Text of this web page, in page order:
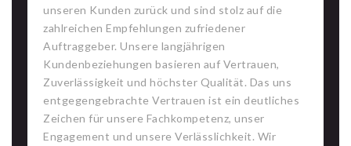
unseren Kunden zurück und sind stolz auf die
zahlreichen Empfehlungen zufriedener
Auftraggeber. Unsere langjährigen
Kundenbeziehungen basieren auf Vertrauen,
Zuverlässigkeit und höchster Qualität. Das uns
entgegengebrachte Vertrauen ist ein deutliches
Zeichen für unsere Fachkompetenz, unser
Engagement und unsere Verlässlichkeit. Wir